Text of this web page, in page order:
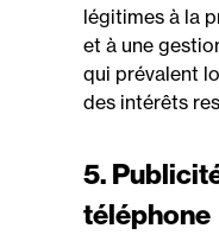
légitimes à la
et à une
qui prévalent
des intérêts
5.
téléphone